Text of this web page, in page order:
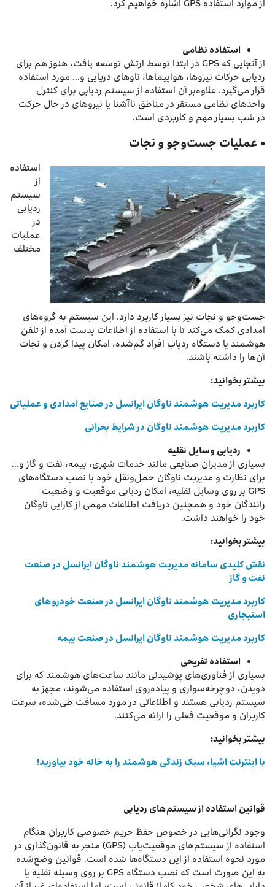
از موارد استفاده GPS اشاره خواهیم کرد.
استفاده نظامی
از آنجایی که GPS در ابتدا توسط ارتش توسعه یافت، هنوز هم برای
ردیابی حرکات نیروها، هواپیماها، ناوهای دریایی و… مورد استفاده
قرار می‌گیرد. علاوه‌بر آن استفاده از سیستم ردیابی برای کنترل
واحدهای نظامی مستقر در مناطق ناآشنا یا نیرو‌های در حال حرکت
در شب بسیار مهم و کاربردی است.
• عملیات جست‌وجو و نجات
استفاده
از
سیستم
ردیابی
در
عملیات
مختلف
جست‌وجو و نجات نیز بسیار کاربرد دارد. این سیستم به گروه‌های
امدادی کمک می‌کند تا با استفاده از اطلاعات بدست آمده از تلفن
هوشمند یا دستگاه ردیاب افراد گم‌شده، امکان پیدا کردن و نجات
آن‌ها را داشته باشند.
بیشتر بخوانید:
کاربرد مدیریت هوشمند ناوگان ایرانسل در صنایع امدادی و عملیاتی
کاربرد مدیریت هوشمند ناوگان در شرایط بحرانی
ردیابی وسایل نقلیه
بسیاری از مدیران صنایعی مانند خدمات شهری، بیمه، نفت‌ و گاز و…
برای نظارت و مدیریت ناوگان حمل‌ونقل خود با نصب دستگاه‌های
GPS بر روی وسایل نقلیه، امکان ردیابی موقعیت و وضعیت
رانندگان خود و همچنین دریافت اطلاعات مهمی از کارایی ناوگان
خود را خواهند داشت.
بیشتر بخوانید:
نقش کلیدی سامانه مدیریت هوشمند ناوگان ایرانسل در صنعت
نفت و گاز
کاربرد مدیریت هوشمند ناوگان ایرانسل در صنعت خودروهای
استیجاری
کاربرد مدیریت هوشمند ناوگان ایرانسل در صنعت بیمه
استفاده تفریحی
بسیاری از فناوری‌های پوشیدنی مانند ساعت‌های هوشمند که برای
دویدن، دوچرخه‌سواری و پیاده‌روی استفاده می‌شوند، مجهز به
سیستم ردیابی هستند و اطلاعاتی در مورد مسافت طی‌شده، سرعت
کاربران و موقعیت فعلی را ارائه می‌کنند.
بیشتر بخوانید:
با اینترنت اشیا، سبک زندگی هوشمند را به خانه خود بیاورید!
قوانین استفاده از سیستم‌های ردیابی
وجود نگرانی‌هایی در خصوص حفظ حریم خصوصی کاربران هنگام
استفاده از سیستم‌های موقعیت‌یاب (GPS) منجر به قانون‌گذاری در
مورد نحوه استفاده از این دستگاه‌ها شده است. قوانین وضع‌شده
به این صورت است که نصب دستگاه GPS بر روی وسیله نقلیه یا